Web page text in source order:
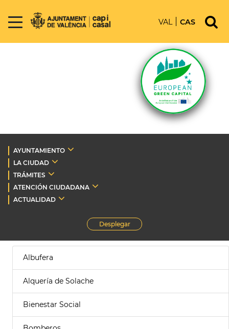
VAL CAS
AYUNTAMIENTO
LA CIUDAD
TRÁMITES
ATENCIÓN CIUDADANA
ACTUALIDAD
Desplegar
Albufera
Alquería de Solache
Bienestar Social